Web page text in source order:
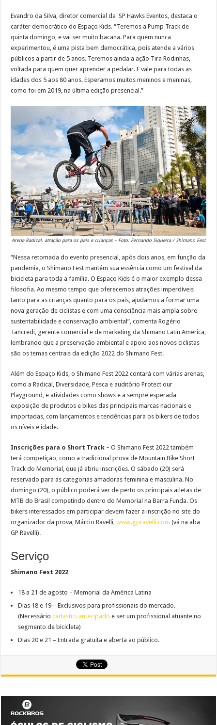
Evandro da Silva, diretor comercial da SP Hawks Eventos, destaca o
caráter democrático do Espaço Kids. “Teremos a Pump Track de
quinta domingo, e vai ser muito bacana. Para quem nunca
experimentou, é uma pista bem democrática, pois atende a vários
públicos a partir de 5 anos. Teremos ainda a ação Tira Rodinhas,
voltada para quem quer aprender a pedalar. E vale para todas as
idades dos 5 aos 80 anos. Esperamos muitos meninos e meninas,
como foi em 2019, na última edição presencial.”
Arena Radical, atração para os pais e crianças – Foto: Fernando Siqueira / Shimano Fest
“Nessa retomada do evento presencial, após dois anos, em função da
pandemia, o Shimano Fest mantém sua essência como um festival da
bicicleta para toda a família. O Espaço Kids é o maior exemplo dessa
filosofia. Ao mesmo tempo que oferecemos atrações imperdíveis
tanto para as crianças quanto para os pais, ajudamos a formar uma
nova geração de ciclistas e com uma consciência mais ampla sobre
sustentabilidade e conservação ambiental”, comenta Rogério
Tancredi, gerente comercial e de marketing da Shimano Latin America,
lembrando que a preservação ambiental e apoio aos novos ciclistas
são os temas centrais da edição 2022 do Shimano Fest.
Além do Espaço Kids, o Shimano Fest 2022 contará com várias arenas,
como a Radical, Diversidade, Pesca e auditório Protect our
Playground, e atividades como shows e a sempre esperada
exposição de produtos e bikes das principais marcas nacionais e
importadas, com lançamentos e tendências para os bikers de todos
os níveis e idade.
Inscrições para o Short Track – O Shimano Fest 2022 também
terá competição, como a tradicional prova de Mountain Bike Short
Track do Memorial, que já abriu inscrições. O sábado (20) será
reservado para as categorias amadoras feminina e masculina. No
domingo (20), o público poderá ver de perto os principais atletas de
MTB do Brasil competindo dentro do Memorial na Barra Funda. Os
bikers interessados em participar devem fazer a inscrição no site do
organizador da prova, Márcio Ravelli,www.gpravelli.com (vá na aba
GP Ravelli).
Serviço
Shimano Fest 2022
18 a 21 de agosto – Memorial da América Latina
Dias 18 e 19 – Exclusivos para profissionais do mercado.
(Necessáriocadastro antecipado e ser um profissional atuante no
segmento de bicicleta)
Dias 20 e 21 – Entrada gratuita e aberta ao público.